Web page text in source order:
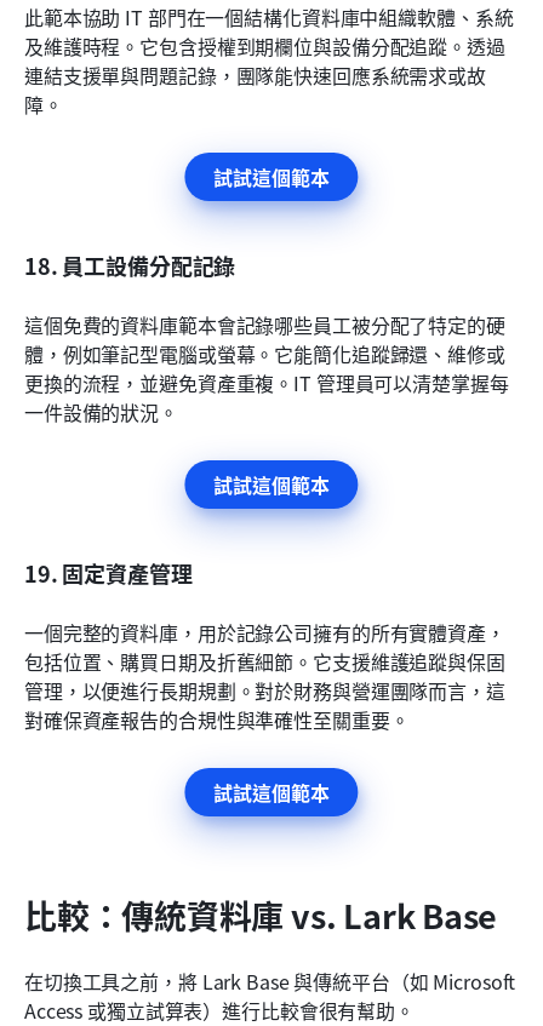
此範本協助 IT 部門在一個結構化資料庫中組織軟體、系統
及維護時程。它包含授權到期欄位與設備分配追蹤。透過
連結支援單與問題記錄，團隊能快速回應系統需求或故
障。
試試這個範本
18. 員工設備分配記錄
這個免費的資料庫範本會記錄哪些員工被分配了特定的硬
體，例如筆記型電腦或螢幕。它能簡化追蹤歸還、維修或
更換的流程，並避免資產重複。IT 管理員可以清楚掌握每
一件設備的狀況。
試試這個範本
19. 固定資產管理
一個完整的資料庫，用於記錄公司擁有的所有實體資產，
包括位置、購買日期及折舊細節。它支援維護追蹤與保固
管理，以便進行長期規劃。對於財務與營運團隊而言，這
對確保資產報告的合規性與準確性至關重要。
試試這個範本
比較：傳統資料庫 vs. Lark Base
在切換工具之前，將 Lark Base 與傳統平台（如 Microsoft
Access 或獨立試算表）進行比較會很有幫助。